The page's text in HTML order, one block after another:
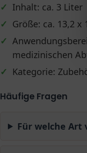
✓ Inhalt: ca. 3 Liter
✓ Größe: ca. 13,2 x
✓
medizinischen
✓ Kategorie:
Häufige Fragen
Für welche Art